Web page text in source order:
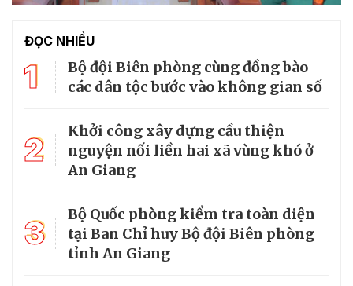
ĐỌC NHIỀU
1
Bộ đội Biên phòng cùng đồng bào
các dân tộc bước vào không gian số
2
Khởi công xây dựng cầu thiện
nguyện nối liền hai xã vùng khó ở
An Giang
3
Bộ Quốc phòng kiểm tra toàn diện
tại Ban Chỉ huy Bộ đội Biên phòng
tỉnh An Giang